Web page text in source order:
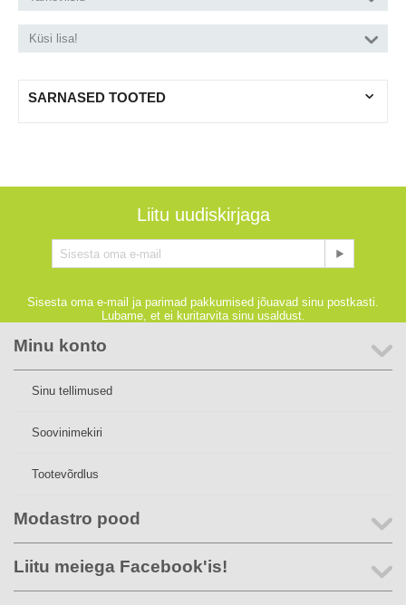
Küsi lisa!
SARNASED TOOTED
Liitu uudiskirjaga
Sisesta oma e-mail ja parimad pakkumised jõuavad sinu postkasti.
Lubame, et ei kuritarvita sinu usaldust.
Minu konto
Sinu tellimused
Soovinimekiri
Tootevõrdlus
Modastro pood
Liitu meiega Facebook'is!